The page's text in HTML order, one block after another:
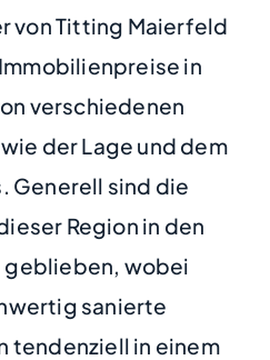
von Titting Maierfeld
in
verschiedenen
der Lage und dem
Generell sind die
Region in den
geblieben, wobei
sanierte
tendenziell in einem